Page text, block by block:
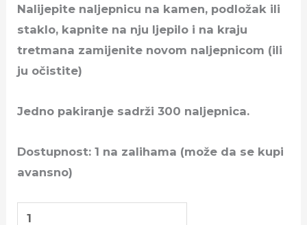
Nalijepite naljepnicu na kamen, podložak ili
staklo, kapnite na nju ljepilo i na kraju
tretmana zamijenite novom naljepnicom (ili
ju očistite)
Jedno pakiranje sadrži 300 naljepnica.
Dostupnost: 1 na zalihama (može da se kupi
avansno)